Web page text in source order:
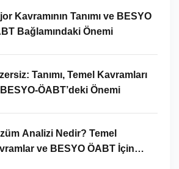
Kavramının Tanımı ve BESYO
Bağlamındaki Önemi
Tanımı, Temel Kavramları
ÖABT’deki Önemi
Analizi Nedir? Temel
ve BESYO ÖABT İçin